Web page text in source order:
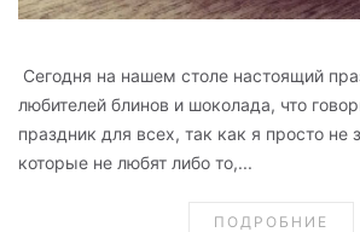
Сегодня на нашем столе настоящий
любителей блинов и шоколада, что
праздник для всех, так как я просто не
которые не любят либо то,...
ПОДРОБНИЕ